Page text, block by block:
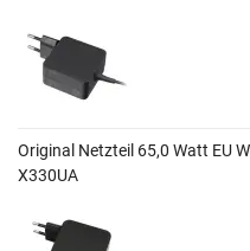
Original Netzteil 65,0 Watt EU
X330UA